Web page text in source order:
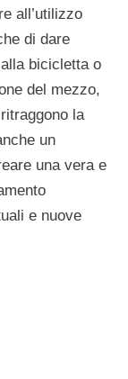
all’utilizzo
di dare
bicicletta o
del mezzo,
la
un
una vera e
e nuove